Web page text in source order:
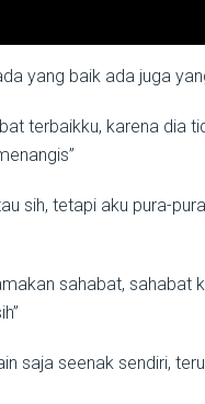
yang baik ada juga
terbaikku, karena dia
sih, tetapi aku pura-
sahabat, sahabat
saja seenak sendiri,